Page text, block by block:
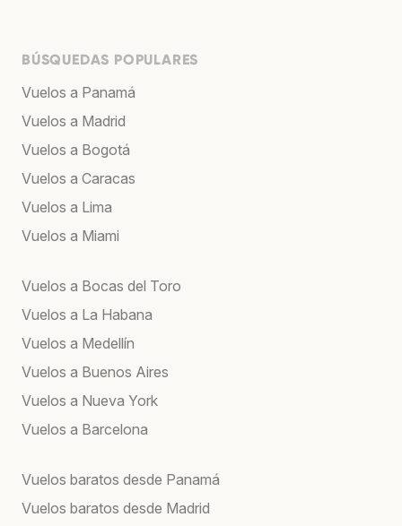
BÚSQUEDAS POPULARES
Vuelos a Panamá
Vuelos a Madrid
Vuelos a Bogotá
Vuelos a Caracas
Vuelos a Lima
Vuelos a Miami
Vuelos a Bocas del Toro
Vuelos a La Habana
Vuelos a Medellín
Vuelos a Buenos Aires
Vuelos a Nueva York
Vuelos a Barcelona
Vuelos baratos desde Panamá
Vuelos baratos desde Madrid